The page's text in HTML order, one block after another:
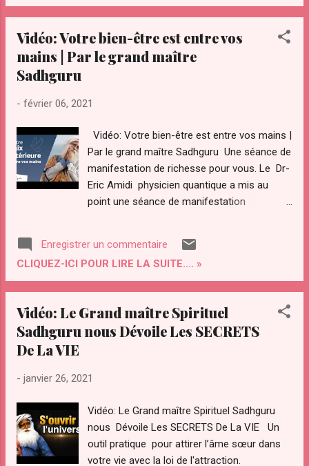
actuaire et tu l, orgasme [ Musique ] en
dans le langage sinon dans l'expérience pour
la plupart des gens le mot orgasme est
un état un externe à l'intérieur il y ait cette
avec la sexualité parce que
malheureusement la plupart des gens n'ont
Pas connu d'expérience, plus grande de
l'intensité physique c'est que la sexualité
probablement la plupart des gens n'ont
Vidéo: Votre bien-être est entre vos
mains | Par le grand maître
Sadhguru
- février 06, 2021
Vidéo: Votre bien-être est entre vos mains |
Par le grand maître Sadhguru Une séance de
manifestation de richesse pour vous. Le Dr-
Eric Amidi physicien quantique a mis au
point une séance de manifestation
manifester la richesse que vous méritez
dans votre vie. Cliquez-ici pour la
télécharger…>>> Transcription ( imparfaite)
possible qu'une vache s'est. Essayé autant
que vous voulez oui oui vous pouvez vous
aujourd'hui mais, je crois qu & # 39; il ya un
beaucoup de Points gagnent ça, marche
habituellement non imposables pourquoi les
gens dans le sud sont si paisible [ Musique ]
Enregistrer un commentaire
CLIQUEZ-ICI POUR LIRE LA SUITE.... »
Vidéo: Le Grand maître Spirituel
Sadhguru nous Dévoile Les SECRETS
De La VIE
- janvier 26, 2021
Vidéo: Le Grand maître Spirituel Sadhguru
nous Dévoile Les SECRETS De La VIE Un
outil pratique pour attirer l’âme sœur dans
votre vie avec la loi de l'attraction.